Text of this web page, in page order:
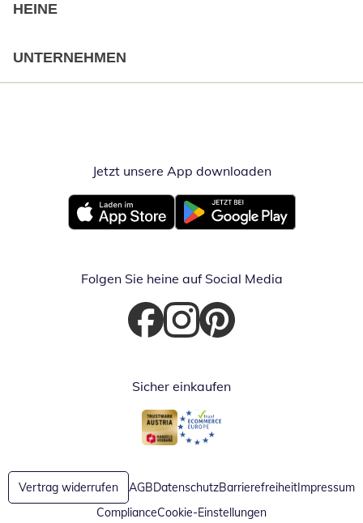
HEINE
UNTERNEHMEN
Jetzt unsere App downloadenÖffnet in
Öffnet in neuem FensterÖffnet in neuem Fenster
Folgen Sie heine auf Social Media
Öffnet in neuem Fenster
Öffnet in neuem Fenster
Öffnet in neuem Fenster
Sicher einkaufen
Öffnet in neuem Fenster
Öffnet in neuem Fenster
Vertrag widerrufen AGBDatenschutzBarrierefreiheitImpressum
ComplianceCookie-Einstellungen